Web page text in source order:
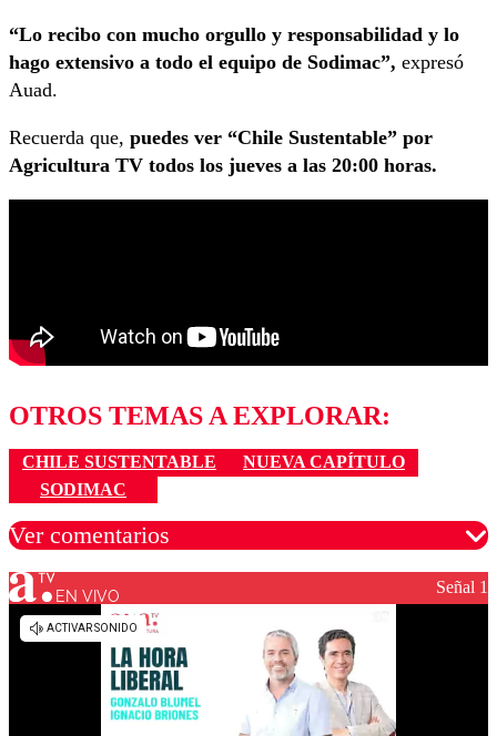
“Lo recibo con mucho orgullo y responsabilidad y lo
hago extensivo a todo el equipo de Sodimac”, expresó
Auad.
Recuerda que, puedes ver “Chile Sustentable” por
Agricultura TV todos los jueves a las 20:00 horas.
OTROS TEMAS A EXPLORAR:
CHILE SUSTENTABLE
NUEVA CAPÍTULO
SODIMAC
Ver comentarios
Los comentarios son moderados para garantizar un
diálogo respetuoso.
EN VIVO Señal 1